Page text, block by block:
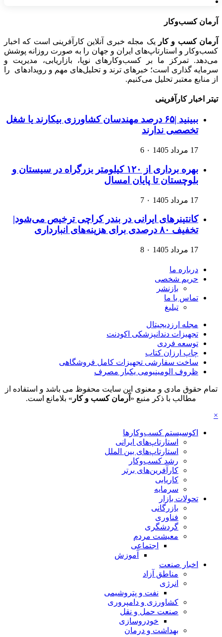
آرمان کسب‌وکار
آرمان کسب و کار
یک مجله خبری آنلاین کارآفرینی است که اخبار
کسب‌وکار و استارتاپ‌های ایران و جهان را به صورت روزانه پوشش
می‌دهد. تمرکز ما بر کسب‌وکارهای نوپا، بازاریابی، مدیریت و
سرمایه گذاری است؛ خبرهای ترند و تحلیل‌های مهم و رویدادهای را
از منابع معتبر تحلیل می‌کنیم.
تیتر اخبار کارآفرینی
ببینید |۶۵ درصد مهندسان کشاورزی بیکارند یا شغل
تخصصی ندارند
17 مرداد 1405 ۰ 6
بهره برداری از ۱۲۰ کیلومتر بزرگراه در سیستان و
بلوچستان تا پایان امسال
17 مرداد 1405 ۰ 7
کانتینرهای ایرانی در بندر کراچی ترخیص می‌شود|
تخفیف ۸۰ درصدی برای هزینه‌های انبارداری
17 مرداد 1405 ۰ 8
درباره ما
حریم شخصی
بازنشر
تماس با ما
تبلیغ
مجله ارزدیجیتال
تجهیزات دندانپزشکی اکودنت
توسعه فردی
چاپ ارزان کتاب
ساخت سفارشی تجهیزات کامل فروشگاهی
ظروف الومینیومی یکبار مصرف
تمام حقوق مادی و معنوی این سایت محفوظ می باشد و استفاده از
مطالب با ذکر منبع « آرمان کسب و کار » بلامانع است.
×
اکوسیستم کسب‌وکارها
استارتاپ‌های ایرانی
استارتاپ‌های بین الملل
رشد کسب‌وکار
کارآفرین‌های برتر
کاریابی
سرمایه
تحولات بازار
بازرگانی
فناوری
گردشگری
معیشت مردم
اجتماعی
آموزش
اخبار صنعت
مناطق آزاد
انرژی
نفت و پتروشیمی
کشاورزی و دامپروری
صنعت حمل و نقل
خودروسازی
بهداشت و درمان